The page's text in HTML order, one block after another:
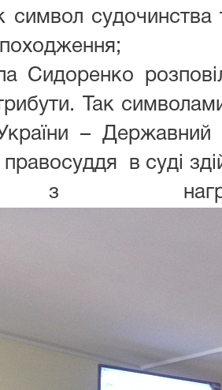
символ судочинства
походження;
Сидоренко
Так
–
правосуддя в суді